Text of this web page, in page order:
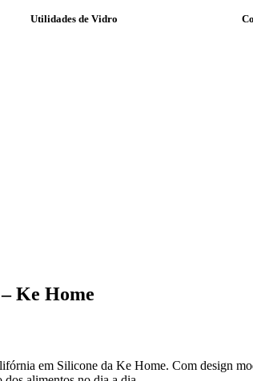
Utilidades de Vidro
Ke Home
em Silicone da Ke Home. Com design